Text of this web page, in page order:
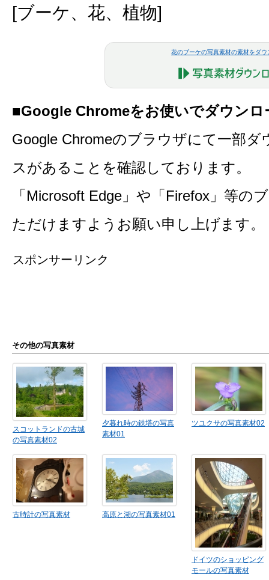
[ブーケ、花、植物]
花のブーケの写真素材の素材をダウ
■Google Chromeをお使いでダウンロ
Google Chromeのブラウザにて一部
スがあることを確認しております。
「Microsoft Edge」や「Firefox」等の
ただけますようお願い申し上げます。
スポンサーリンク
その他の写真素材
スコットランドの古城
の写真素材02
夕暮れ時の鉄塔の写真
素材01
ツユクサの写真素材02
古時計の写真素材 高原と湖の写真素材01
ドイツのショッピング
モールの写真素材